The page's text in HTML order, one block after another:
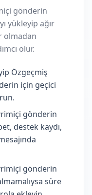
gönderin
yükleyip ağır
olmadan
olur.
Özgeçmiş
için geçici
gönderin
destek kaydı,
gönderin
süre